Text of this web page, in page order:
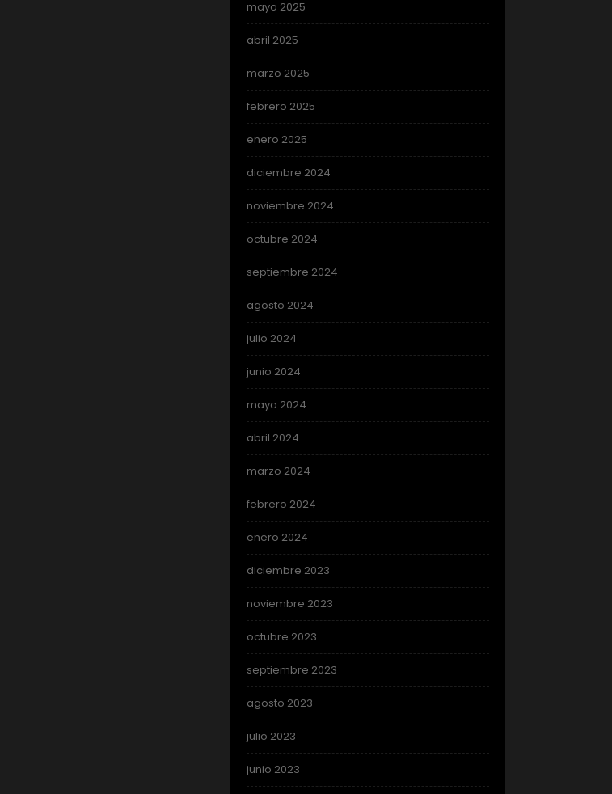
mayo 2025
abril 2025
marzo 2025
febrero 2025
enero 2025
diciembre 2024
noviembre 2024
octubre 2024
septiembre 2024
agosto 2024
julio 2024
junio 2024
mayo 2024
abril 2024
marzo 2024
febrero 2024
enero 2024
diciembre 2023
noviembre 2023
octubre 2023
septiembre 2023
agosto 2023
julio 2023
junio 2023